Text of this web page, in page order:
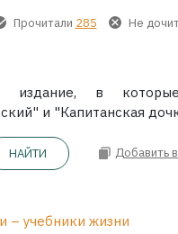
Прочитали 285 Не
издание, в
и "Капитанская
НАЙТИ Добавить
– учебники жизни